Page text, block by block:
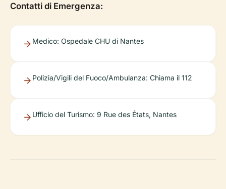
Contatti di Emergenza:
Medico: Ospedale CHU di Nantes
Polizia/Vigili del Fuoco/Ambulanza: Chiama il 112
Ufficio del Turismo: 9 Rue des États, Nantes